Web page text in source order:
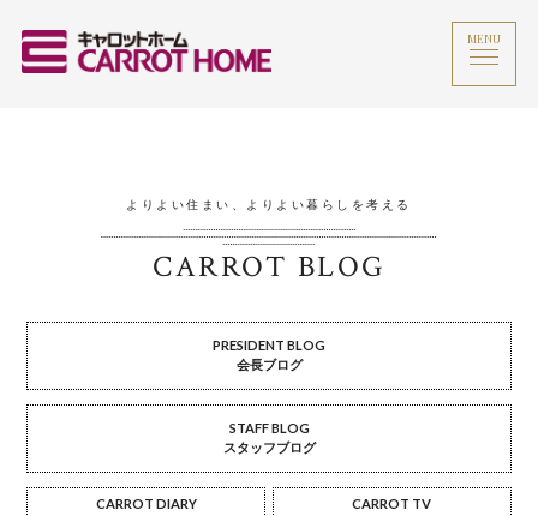
MENU
よりよい住まい、よりよい暮らしを考える
CARROT BLOG
PRESIDENT BLOG
会長ブログ
STAFF BLOG
スタッフブログ
CARROT DIARY CARROT TV